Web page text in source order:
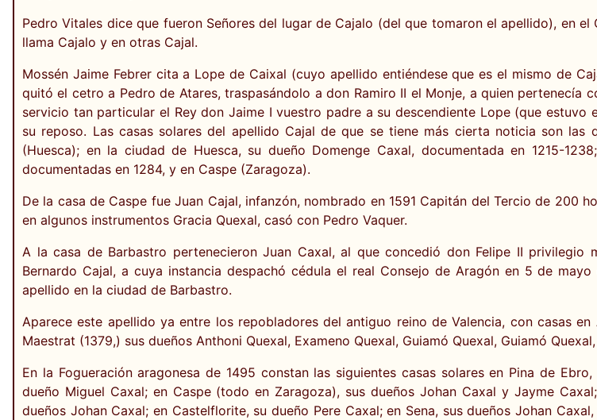
Pedro Vitales dice que fueron Señores del lugar de Cajalo (del que tomaron el apellido), en
llama Cajalo y en otras Cajal.
Mossén Jaime Febrer cita a Lope de Caixal (cuyo apellido entiéndese que es el mismo de
quitó el cetro a Pedro de Atares, traspasándolo a don Ramiro II el Monje, a quien pertenecía
servicio tan particular el Rey don Jaime I vuestro padre a su descendiente Lope (que
su reposo. Las casas solares del apellido Cajal de que se tiene más cierta noticia son
(Huesca); en la ciudad de Huesca, su dueño Domenge Caxal, documentada en 1215-
documentadas en 1284, y en Caspe (Zaragoza).
De la casa de Caspe fue Juan Cajal, infanzón, nombrado en 1591 Capitán del Tercio de 200
en algunos instrumentos Gracia Quexal, casó con Pedro Vaquer.
A la casa de Barbastro pertenecieron Juan Caxal, al que concedió don Felipe II
Bernardo Cajal, a cuya instancia despachó cédula el real Consejo de Aragón en 5 de
apellido en la ciudad de Barbastro.
Aparece este apellido ya entre los repobladores del antiguo reino de Valencia, con casas
Maestrat (1379,) sus dueños Anthoni Quexal, Exameno Quexal, Guiamó Quexal, Guiamó
En la Fogueración aragonesa de 1495 constan las siguientes casas solares en Pina de
dueño Miguel Caxal; en Caspe (todo en Zaragoza), sus dueños Johan Caxal y Jayme
dueños Johan Caxal; en Castelflorite, su dueño Pere Caxal; en Sena, sus dueños Johan